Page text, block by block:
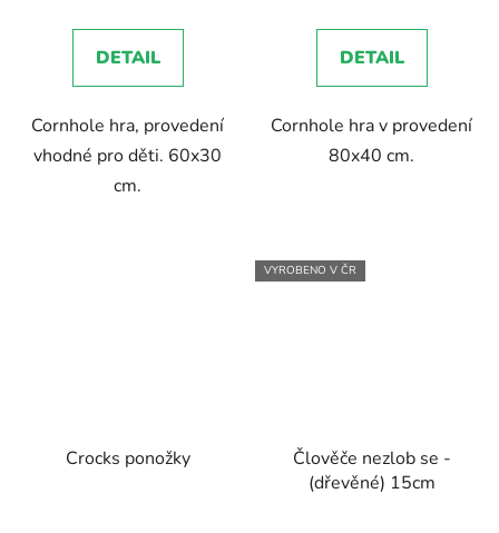
5,0
z
hvězdiček.
DETAIL
Cornhole hra, provedení
vhodné pro děti. 60x30
cm.
4,0
z
hvězdiček.
DETAIL
Cornhole hra v provedení
80x40 cm.
Crocks ponožky
VYROBENO V ČR
Člověče nezlob se -
(dřevěné) 15cm